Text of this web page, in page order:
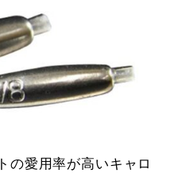
の愛用率が高いキャロ